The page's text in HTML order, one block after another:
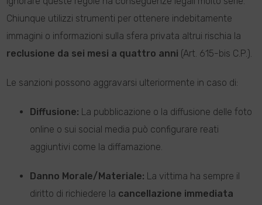
Chiunque utilizzi strumenti per ottenere indebitamente
immagini o informazioni sulla sfera privata altrui rischia la
reclusione da sei mesi a quattro anni (Art. 615-bis C.P.).
Le sanzioni possono aggravarsi ulteriormente in caso di:
Diffusione: La pubblicazione o la diffusione delle foto
online o sui social media può configurare reati
aggiuntivi come la diffamazione.
Danno Morale/Materiale: La vittima ha sempre il
diritto di richiedere la cancellazione immediata